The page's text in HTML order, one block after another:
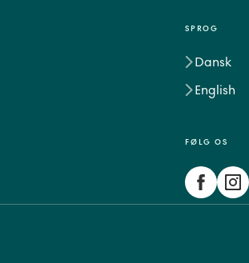
SPROG
Dansk
English
FØLG OS